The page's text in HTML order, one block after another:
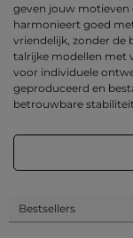
geven jouw motieven
harmonieert goed
vriendelijk, zonder de
talrijke modellen met
voor individuele
geproduceerd en
betrouwbare